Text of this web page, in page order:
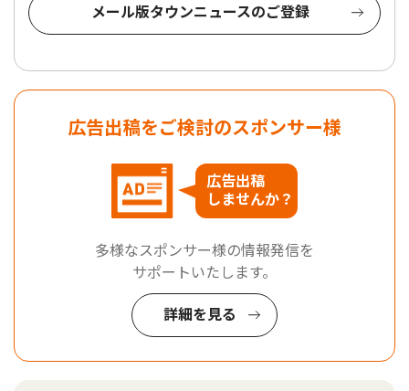
メール版タウンニュースのご登録
広告出稿をご検討のスポンサー様
広告出稿
しませんか？
多様なスポンサー様の情報発信を
サポートいたします。
詳細を見る